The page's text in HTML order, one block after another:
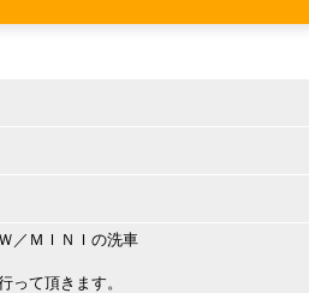
／ＭＩＮＩの洗車
って頂きます。